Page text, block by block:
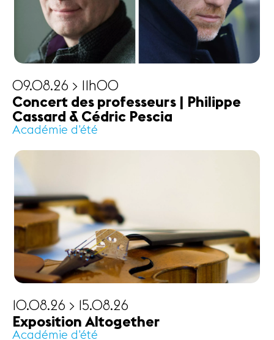
09.08.26 > 11h00
Concert des professeurs | Philippe
Cassard & Cédric Pescia
Académie d'été
10.08.26 > 15.08.26
Exposition Altogether
Académie d'été